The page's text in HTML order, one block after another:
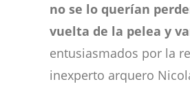
no se lo querían
vuelta de la pelea y
entusiasmados por la
inexperto arquero